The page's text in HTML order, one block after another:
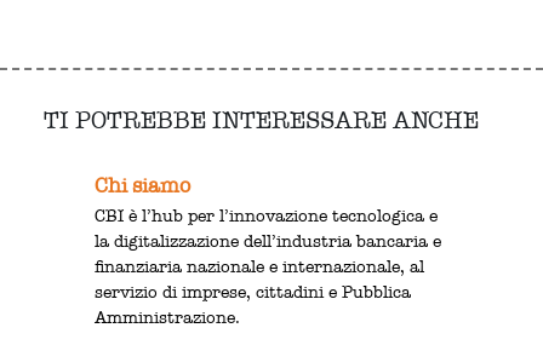
TI POTREBBE INTERESSARE ANCHE
Chi siamo
CBI è l’hub per l’innovazione tecnologica e
la digitalizzazione dell’industria bancaria e
finanziaria nazionale e internazionale, al
servizio di imprese, cittadini e Pubblica
Amministrazione.